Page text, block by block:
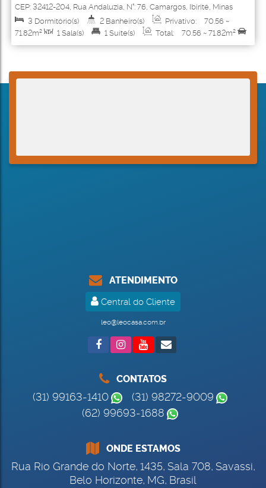
CEP: 32412-204, Rua Andaluzia, N°: 76, Camargos, Ibirité, Minas
Gerais
3 Dormitório(s) 2 Banheiro(s) Privativo: 70.56 ~
71.82m² 1 Sala(s) 1 Suíte(s) Total: 70.56 ~ 71.82m²
1 Vaga(s) Útil: 70.56~ 71.82m²
ATENDIMENTO
Central do Cliente
leo@leocasa.com.br
CONTATOS
(31) 99163-1410
(31) 98272-9009
(62) 99693-1688
ONDE ESTAMOS
Rua Rio Grande do Norte, 1435, Sala 708, Savassi,
Belo Horizonte, MG, Brasil